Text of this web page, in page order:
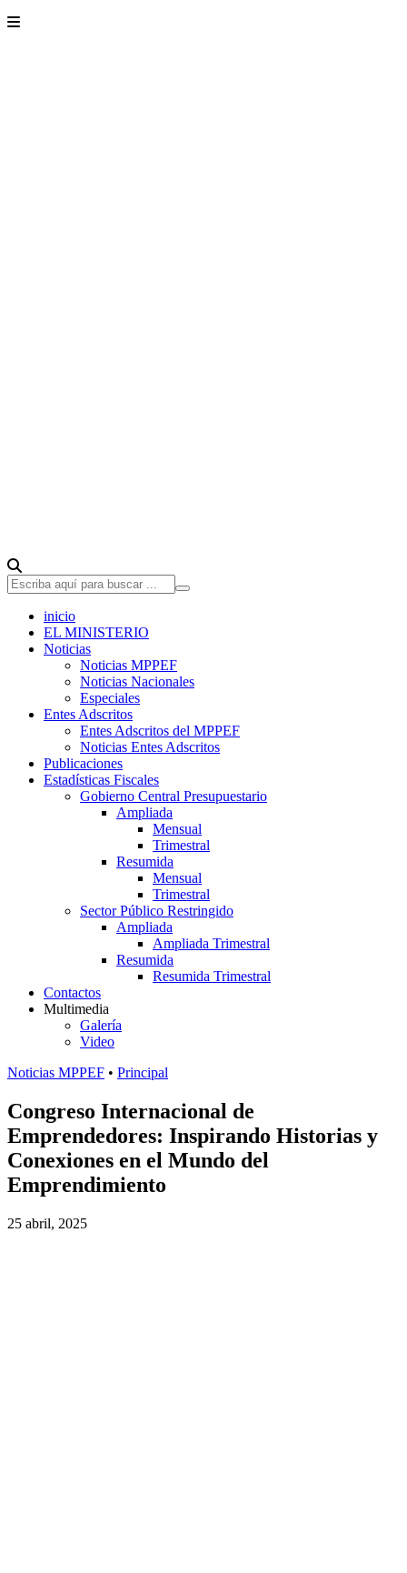
inicio
EL MINISTERIO
Noticias
Noticias MPPEF
Noticias Nacionales
Especiales
Entes Adscritos
Entes Adscritos del MPPEF
Noticias Entes Adscritos
Publicaciones
Estadísticas Fiscales
Gobierno Central Presupuestario
Ampliada
Mensual
Trimestral
Resumida
Mensual
Trimestral
Sector Público Restringido
Ampliada
Ampliada Trimestral
Resumida
Resumida Trimestral
Contactos
Multimedia
Galería
Video
Noticias MPPEF • Principal
Congreso Internacional de
Emprendedores: Inspirando Historias y
Conexiones en el Mundo del
Emprendimiento
25 abril, 2025